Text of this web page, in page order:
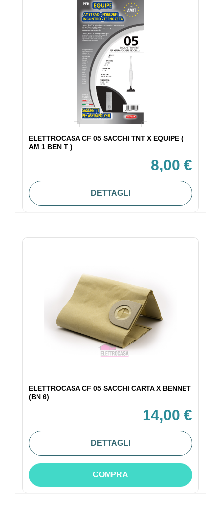
ELETTROCASA CF 05 SACCHI TNT X EQUIPE (
AM 1 BEN T )
8,00 €
DETTAGLI
ELETTROCASA CF 05 SACCHI CARTA X BENNET
(BN 6)
14,00 €
DETTAGLI
COMPRA